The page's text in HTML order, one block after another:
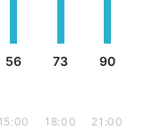
56 73 90
15:00 18:00 21:00